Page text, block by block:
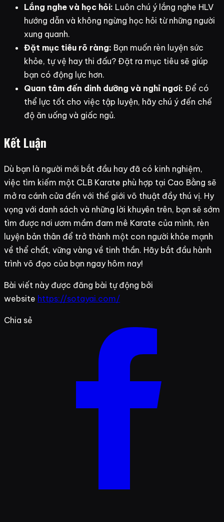
Lắng nghe và học hỏi: Luôn chú ý lắng nghe HLV
hướng dẫn và không ngừng học hỏi từ những người
xung quanh.
Đặt mục tiêu rõ ràng: Bạn muốn rèn luyện sức
khỏe, tự vệ hay thi đấu? Đặt ra mục tiêu sẽ giúp
bạn có động lực hơn.
Quan tâm đến dinh dưỡng và nghỉ ngơi: Để có
thể lực tốt cho việc tập luyện, hãy chú ý đến chế
độ ăn uống và giấc ngủ.
Kết Luận
Dù bạn là người mới bắt đầu hay đã có kinh nghiệm,
việc tìm kiếm một CLB Karate phù hợp tại Cao Bằng sẽ
mở ra cánh cửa đến với thế giới võ thuật đầy thú vị. Hy
vọng với danh sách và những lời khuyên trên, bạn sẽ sớm
tìm được nơi ươm mầm đam mê Karate của mình, rèn
luyện bản thân để trở thành một con người khỏe mạnh
về thể chất, vững vàng về tinh thần. Hãy bắt đầu hành
trình võ đạo của bạn ngay hôm nay!
Bài viết này được đăng bài tự động bởi
website https://sotayai.com/
Chia sẻ